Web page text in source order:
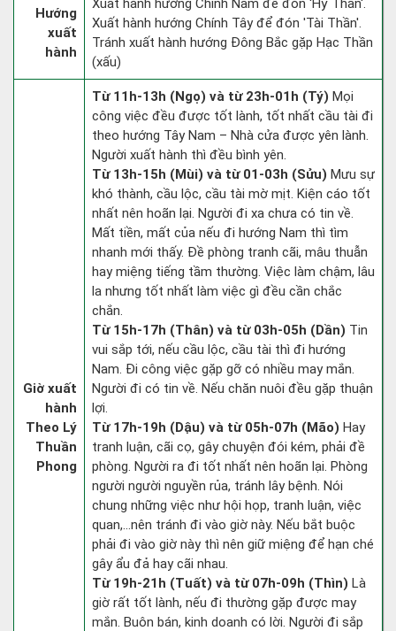
Hướng
xuất
hành
Xuất hành hướng Chính Nam để đón 'Hỷ Thần'.
Xuất hành hướng Chính Tây để đón 'Tài Thần'.
Tránh xuất hành hướng Đông Bắc gặp Hạc Thần
(xấu)
Giờ xuất
hành
Theo Lý
Thuần
Phong
Từ 11h-13h (Ngọ) và từ 23h-01h (Tý) Mọi
công việc đều được tốt lành, tốt nhất cầu tài đi
theo hướng Tây Nam – Nhà cửa được yên lành.
Người xuất hành thì đều bình yên.
Từ 13h-15h (Mùi) và từ 01-03h (Sửu) Mưu sự
khó thành, cầu lộc, cầu tài mờ mịt. Kiện cáo tốt
nhất nên hoãn lại. Người đi xa chưa có tin về.
Mất tiền, mất của nếu đi hướng Nam thì tìm
nhanh mới thấy. Đề phòng tranh cãi, mâu thuẫn
hay miệng tiếng tầm thường. Việc làm chậm, lâu
la nhưng tốt nhất làm việc gì đều cần chắc
chắn.
Từ 15h-17h (Thân) và từ 03h-05h (Dần) Tin
vui sắp tới, nếu cầu lộc, cầu tài thì đi hướng
Nam. Đi công việc gặp gỡ có nhiều may mắn.
Người đi có tin về. Nếu chăn nuôi đều gặp thuận
lợi.
Từ 17h-19h (Dậu) và từ 05h-07h (Mão) Hay
tranh luận, cãi cọ, gây chuyện đói kém, phải đề
phòng. Người ra đi tốt nhất nên hoãn lại. Phòng
người người nguyền rủa, tránh lây bệnh. Nói
chung những việc như hội họp, tranh luận, việc
quan,…nên tránh đi vào giờ này. Nếu bắt buộc
phải đi vào giờ này thì nên giữ miệng để hạn ché
gây ẩu đả hay cãi nhau.
Từ 19h-21h (Tuất) và từ 07h-09h (Thìn) Là
giờ rất tốt lành, nếu đi thường gặp được may
mắn. Buôn bán, kinh doanh có lời. Người đi sắp